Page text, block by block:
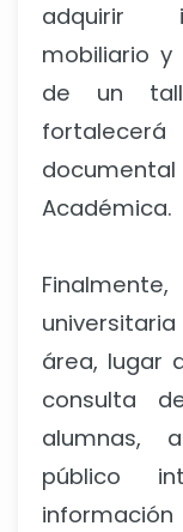
adquirir
mobiliario
de un
Académica.
área, lugar
consulta
alumnas,
público